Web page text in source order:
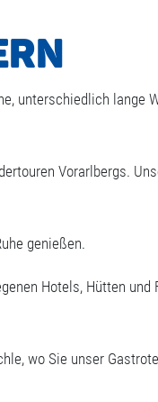
unterschiedlich lange
Vorarlbergs.
genießen.
Hotels, Hütten
wo Sie unser